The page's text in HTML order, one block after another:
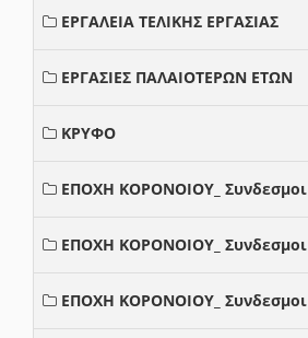
ΕΡΓΑΛΕΙΑ ΤΕΛΙΚΗΣ ΕΡΓΑΣΙΑΣ
ΕΡΓΑΣΙΕΣ ΠΑΛΑΙΟΤΕΡΩΝ ΕΤΩΝ
ΚΡΥΦΟ
ΕΠΟΧΗ ΚΟΡΟΝΟΙΟΥ_ Συνδεσμοι
ΕΠΟΧΗ ΚΟΡΟΝΟΙΟΥ_ Συνδεσμοι
ΕΠΟΧΗ ΚΟΡΟΝΟΙΟΥ_